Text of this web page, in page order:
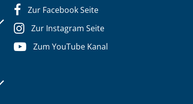
auszublenden
auszublenden
Zur Facebook Seite
Zur Instagram Seite
Zum YouTube Kanal